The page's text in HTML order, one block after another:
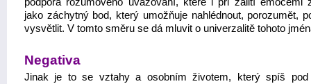
jako záchytný bod, který umožňuje nahlédnout, porozumět,
vysvětlit. V tomto směru se dá mluvit o univerzalitě tohoto
Negativa
Jinak je to se vztahy a osobním životem, který spíš pod